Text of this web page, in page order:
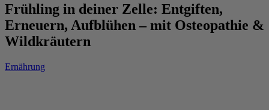
Frühling in deiner Zelle: Entgiften,
Erneuern, Aufblühen – mit Osteopathie &
Wildkräutern
Ernährung